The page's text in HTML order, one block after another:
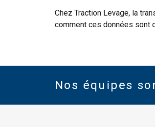
Chez Traction Levage, la
comment ces données sont
Nos équipes